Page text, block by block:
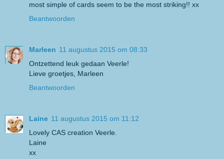
most simple of cards seem to be the most striking!! xx
Beantwoorden
Marleen 11 augustus 2015 om 08:33
Ontzettend leuk gedaan Veerle!
Lieve groetjes, Marleen
Beantwoorden
Laine 11 augustus 2015 om 11:12
Lovely CAS creation Veerle.
Laine
xx